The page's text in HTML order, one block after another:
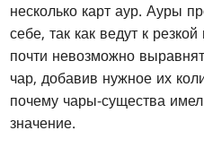
несколько карт аур. Ауры
себе, так как ведут к
почти невозможно
чар, добавив нужное их
почему чары-существа
значение.